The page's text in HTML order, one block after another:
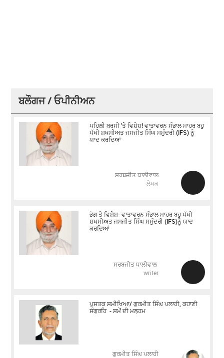
ਬਲੌਗਜ / ਓਪੀਨੀਅਨ
ਪਹਿਲੀ ਬਰਸੀ 'ਤੇ ਵਿਸ਼ੇਸ਼! ਵਾਤਾਵਰਨ ਸੰਭਾਲ ਮਾਹਰ ਬਹੁ
ਪੱਖੀ ਸ਼ਖਸੀਅਤ ਜਸਜੀਤ ਸਿੰਘ ਸਮੁੰਦਰੀ (IFS) ਨੂੰ
ਯਾਦ ਕਰਦਿਆਂ
ਸਰਬਜੀਤ ਧਾਲੀਵਾਲ
ਲੇਖਕ
ਭੋਗ ਤੇ ਵਿਸ਼ੇਸ਼- ਵਾਤਾਵਰਨ ਸੰਭਾਲ ਮਾਹਰ ਬਹੁ ਪੱਖੀ
ਸ਼ਖਸੀਅਤ ਜਸਜੀਤ ਸਿੰਘ ਸਮੁੰਦਰੀ (IFS)ਨੂੰ ਯਾਦ
ਕਰਦਿਆਂ
ਸਰਬਜੀਤ ਧਾਲੀਵਾਲ
writer
ਪੁਸਤਕ ਸਮੀਖਿਆ/ ਗੁਰਮੀਤ ਸਿੰਘ ਪਲਾਹੀ, ਕਹਾਣੀ
ਸੰਗ੍ਰਹਿ - ਸਮੇਂ ਦੀ ਮਲ੍ਹਮ
ਗੁਰਮੀਤ ਸਿੰਘ ਪਲਾਹੀ